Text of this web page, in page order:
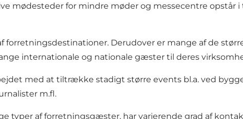
mødesteder for mindre møder og messecentre
Derudover er mange af de
internationale og nationale gæster til deres
med at tiltrække stadigt større events bl.a. ved
m.fl.
typer af forretningsgæster, har varierende grad af